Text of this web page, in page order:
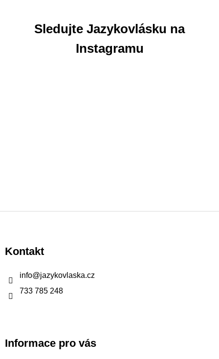
Sledujte Jazykovlásku na
Instagramu
p
aKontakt
info@jazykovlaska.cz
733 785 248
Informace pro vás